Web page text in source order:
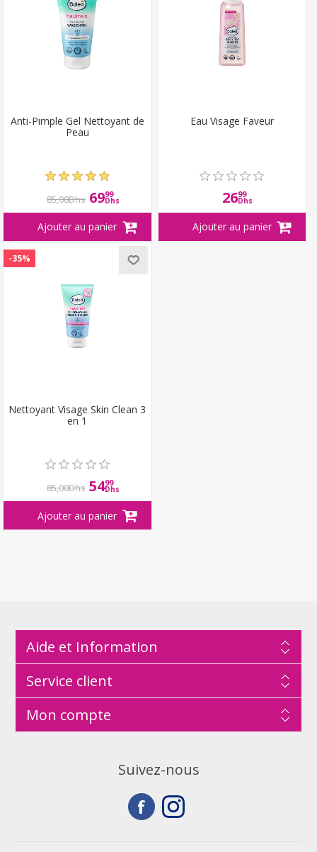
Anti-Pimple Gel Nettoyant de
Peau
85,00Dhs 6999
Dhs
Eau Visage Faveur
2699
Dhs
-35%
Nettoyant Visage Skin Clean 3
en 1
85,00Dhs 5499
Dhs
Aide et Information
Service client
Mon compte
Suivez-nous